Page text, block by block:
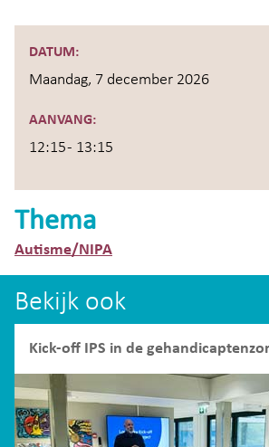
DATUM:
Maandag, 7 december 2026
AANVANG:
12:15 - 13:15
Thema
Autisme/NIPA
Bekijk ook
Kick-off IPS in de